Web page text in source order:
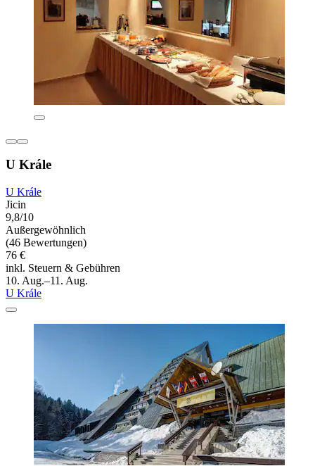
U Krále
U Krále
Jicin
9,8/10
Außergewöhnlich
(46 Bewertungen)
76 €
inkl. Steuern & Gebühren
10. Aug.–11. Aug.
U Krále